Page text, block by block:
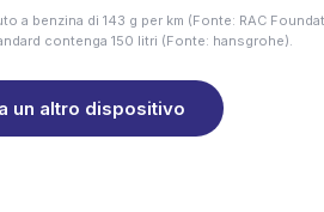
a benzina di 143 g per km (Fonte: RAC
contenga 150 litri (Fonte: hansgrohe).
un altro dispositivo